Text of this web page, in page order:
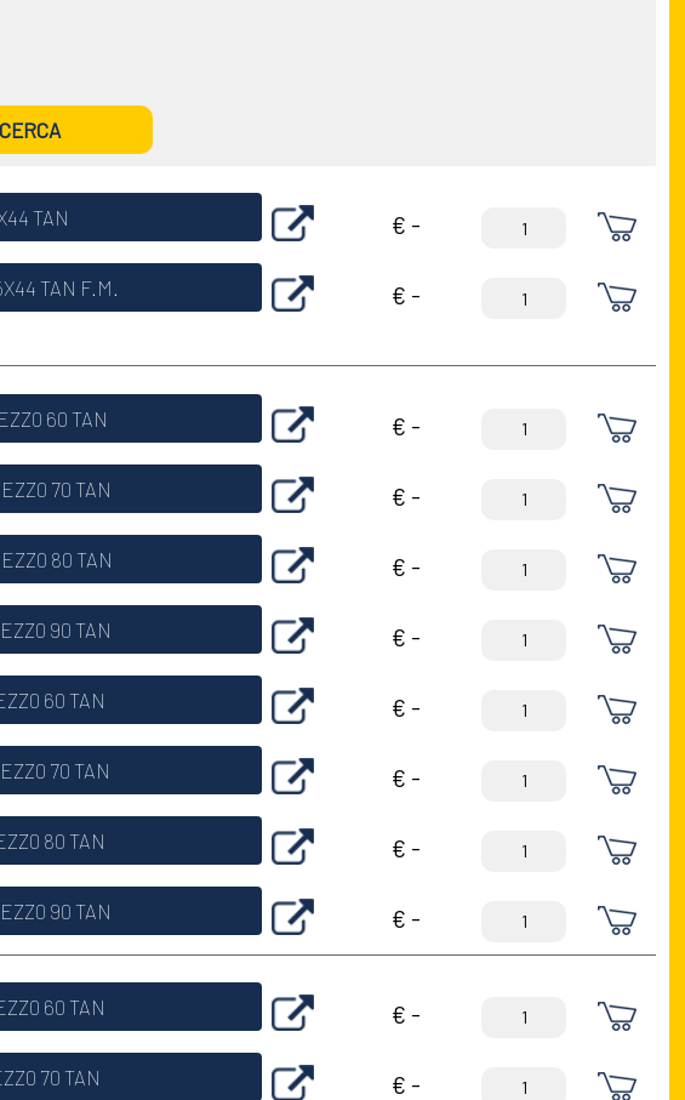
TAN € -
TAN F.M. € -
60 TAN € -
70 TAN € -
80 TAN € -
90 TAN € -
60 TAN € -
70 TAN € -
80 TAN € -
90 TAN € -
60 TAN € -
70 TAN € -